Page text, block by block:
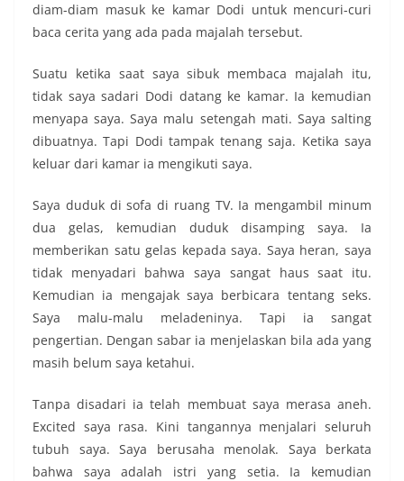
diam-diam masuk ke kamar Dodi untuk mencuri-curi
baca cerita yang ada pada majalah tersebut.
Suatu ketika saat saya sibuk membaca majalah itu,
tidak saya sadari Dodi datang ke kamar. Ia kemudian
menyapa saya. Saya malu setengah mati. Saya salting
dibuatnya. Tapi Dodi tampak tenang saja. Ketika saya
keluar dari kamar ia mengikuti saya.
Saya duduk di sofa di ruang TV. Ia mengambil minum
dua gelas, kemudian duduk disamping saya. Ia
memberikan satu gelas kepada saya. Saya heran, saya
tidak menyadari bahwa saya sangat haus saat itu.
Kemudian ia mengajak saya berbicara tentang seks.
Saya malu-malu meladeninya. Tapi ia sangat
pengertian. Dengan sabar ia menjelaskan bila ada yang
masih belum saya ketahui.
Tanpa disadari ia telah membuat saya merasa aneh.
Excited saya rasa. Kini tangannya menjalari seluruh
tubuh saya. Saya berusaha menolak. Saya berkata
bahwa saya adalah istri yang setia. Ia kemudian